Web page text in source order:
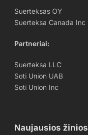
Suerteksas OY
Suerteksa Canada Inc
Partneriai:
Suerteksa LLC
Soti Union UAB
Soti Union Inc
Naujausios žinios